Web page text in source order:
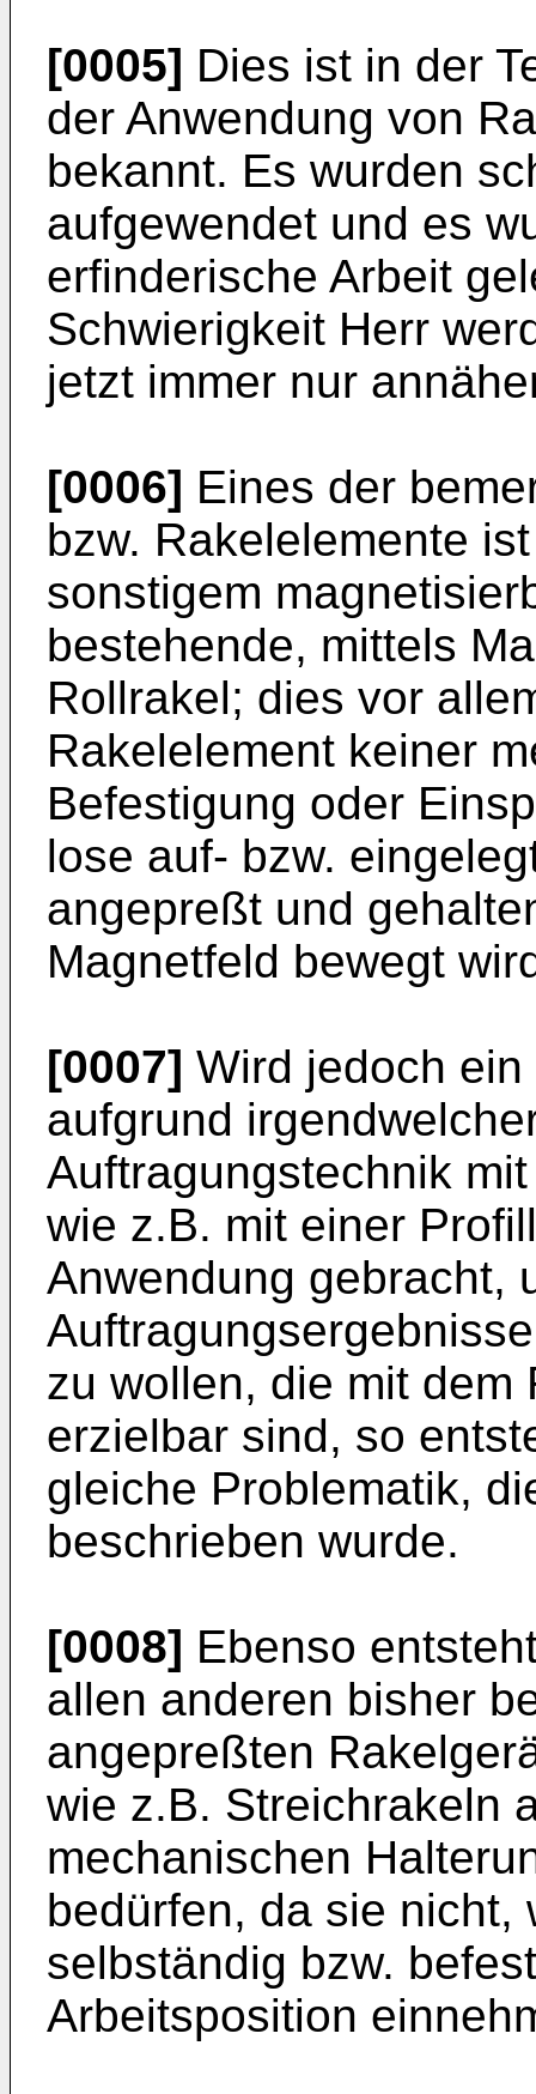
[0005] Dies ist in der
der Anwendung von
bekannt. Es wurden
aufgewendet und es
erfinderische Arbeit
Schwierigkeit Herr
jetzt immer nur
[0006] Eines der
bzw. Rakelelemente
sonstigem
bestehende, mittels
Rollrakel; dies vor
Rakelelement keiner
Befestigung oder
lose auf- bzw.
angepreßt und
Magnetfeld bewegt
[0007] Wird jedoch
aufgrund
Auftragungstechnik
wie z.B. mit einer
Anwendung gebracht,
zu wollen, die mit dem
erzielbar sind, so
gleiche Problematik,
beschrieben wurde.
[0008] Ebenso
allen anderen bisher
angepreßten
wie z.B. Streichrakeln
mechanischen
bedürfen, da sie nicht,
selbständig bzw.
Arbeitsposition